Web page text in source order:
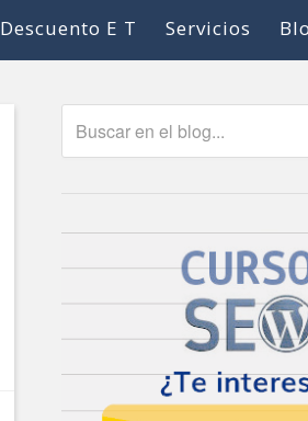
Servicios
Descuento E T